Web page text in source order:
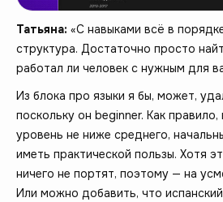
Татьяна: «С навыками всё в
структура. Достаточно просто
работал ли человек с нужным для
Из блока про языки я бы, может,
поскольку он beginner. Как
уровень не ниже среднего,
иметь практической пользы. Хотя
ничего не портят, поэтому — на
Или можно добавить, что